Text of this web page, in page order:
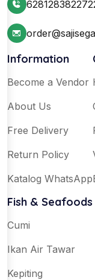
Information
Become a Vendor
About Us
Free Delivery
Return Policy
Katalog WhatsApp
Fish & Seafoods
Cumi
Ikan Air Tawar
Kepiting